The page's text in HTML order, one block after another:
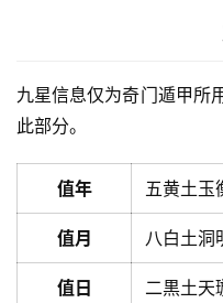
九星信息仅为奇门遁甲所
此部分。
值年 五黄土玉
值月 八白土洞
值日 二黒土天